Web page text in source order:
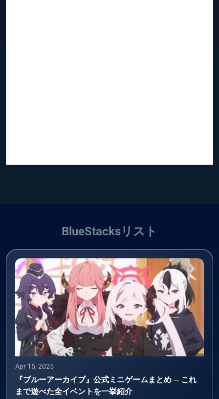
BlueStacksリスト
Apr 15, 2025
『ブルーアーカイブ』公式ミニゲームまとめ ─ これ
まで遊べた全イベントを一挙紹介